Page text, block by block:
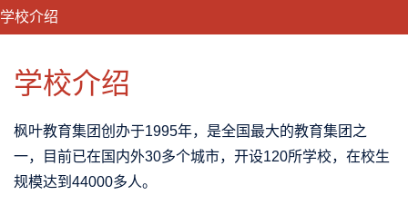
学校介绍
学校介绍
枫叶教育集团创办于1995年，是全国最大的教育集团之
一，目前已在国内外30多个城市，开设120所学校，在校生
规模达到44000多人。